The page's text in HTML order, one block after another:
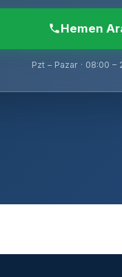
Hemen
Pzt – Pazar · 08:00 –